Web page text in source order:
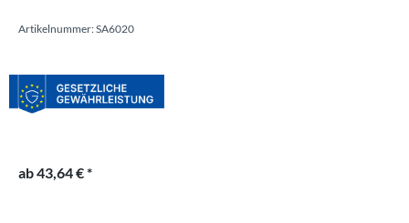
Artikelnummer: SA6020
ab 43,64 € *